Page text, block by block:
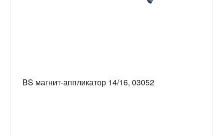
BS магнит-аппликатор 14/16, 03052